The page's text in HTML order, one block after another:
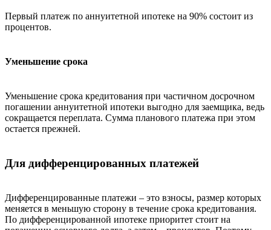
Первый платеж по аннуитетной ипотеке на 90% состоит из
процентов.
Уменьшение срока
Уменьшение срока кредитования при частичном досрочном
погашении аннуитетной ипотеки выгодно для заемщика, ведь
сокращается переплата. Сумма планового платежа при этом
остается прежней.
Для дифференцированных платежей
Дифференцированные платежи – это взносы, размер которых
меняется в меньшую сторону в течение срока кредитования.
По дифференцированной ипотеке приоритет стоит на